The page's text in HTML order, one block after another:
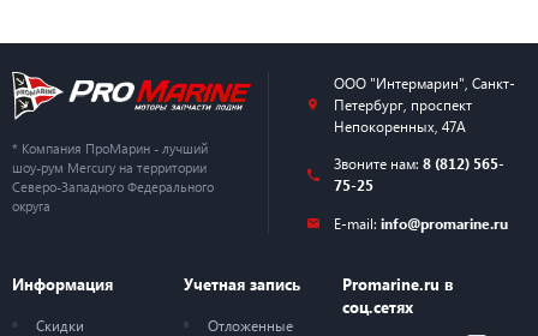
* Компания ПроМарин - лучший
шоу-рум Mercury на территории
Северо-Западного Федерального
округа
ООО "Интермарин" Санкт-
Петербург, проспект
Непокоренных, 47А
Звоните нам: 8 (812) 565-
75-25
E-mail: info@promarine.ru
Информация
Скидки
Учетная запись
Отложенные
Promarine.ru в
соц.сетях